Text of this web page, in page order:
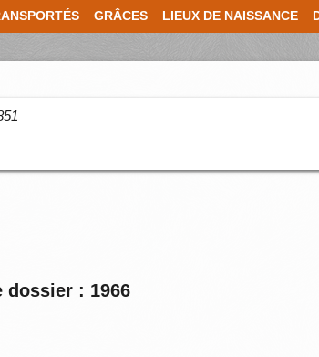
GRÂCES LIEUX DE NAISSANCE
dossier : 1966